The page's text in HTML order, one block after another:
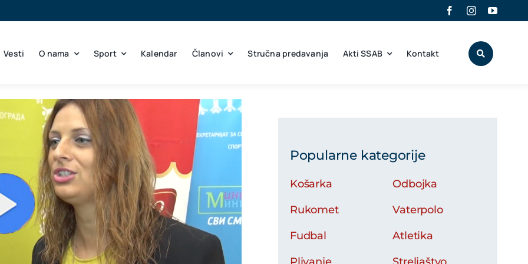
Vesti O nama Sport Kalendar Članovi Stručna predavanja Akti SSAB Kontakt
Popularne kategorije
Košarka
Rukomet
Fudbal
Odbojka
Vaterpolo
Atletika